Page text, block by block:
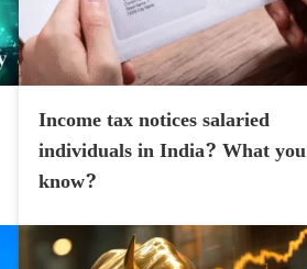
Income tax notices salaried
individuals in India? What you
know?